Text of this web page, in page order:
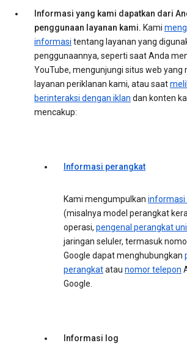
Informasi yang kami dapatkan dari
penggunaan layanan kami. Kami
informasi tentang layanan yang
penggunaannya, seperti saat Anda
YouTube, mengunjungi situs web yang
layanan periklanan kami, atau saat
berinteraksi dengan iklan dan konten
mencakup:
Informasi perangkat
Kami mengumpulkan informasi
(misalnya model perangkat
operasi, pengenal perangkat
jaringan seluler, termasuk
Google dapat menghubungkan
perangkatatau nomor telepon
Google.
Informasi log